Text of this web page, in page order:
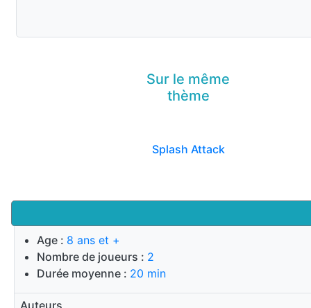
Age : 8 ans et +
Nombre de joueurs : 2
Durée moyenne : 20 min
Auteurs
Sur le même
thème
Splash Attack